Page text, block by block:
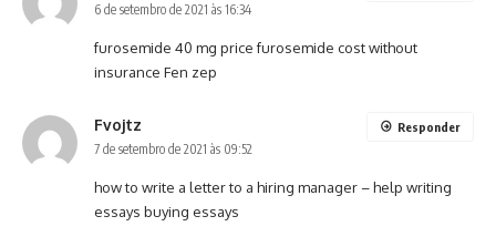
6 de setembro de 2021 às 16:34
furosemide 40 mg pricefurosemide cost without
insurance Fen zep
Fvojtz
7 de setembro de 2021 às 09:52
how to write a letter to a hiring manager –help writing
essays buying essays
Responder